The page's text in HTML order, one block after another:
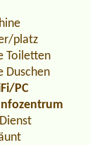
platz
Toiletten
Duschen
PC